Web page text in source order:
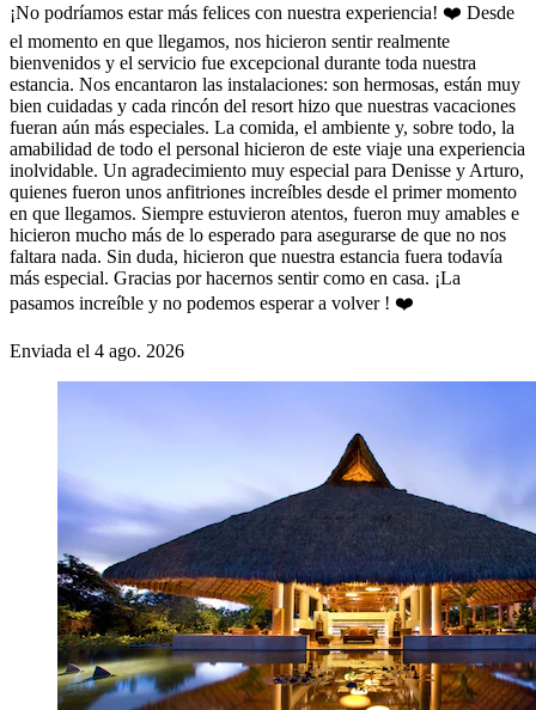
¡No podríamos estar más felices con nuestra experiencia! ❤️ Desde
el momento en que llegamos, nos hicieron sentir realmente
bienvenidos y el servicio fue excepcional durante toda nuestra
estancia. Nos encantaron las instalaciones: son hermosas, están muy
bien cuidadas y cada rincón del resort hizo que nuestras vacaciones
fueran aún más especiales. La comida, el ambiente y, sobre todo, la
amabilidad de todo el personal hicieron de este viaje una experiencia
inolvidable. Un agradecimiento muy especial para Denisse y Arturo,
quienes fueron unos anfitriones increíbles desde el primer momento
en que llegamos. Siempre estuvieron atentos, fueron muy amables e
hicieron mucho más de lo esperado para asegurarse de que no nos
faltara nada. Sin duda, hicieron que nuestra estancia fuera todavía
más especial. Gracias por hacernos sentir como en casa. ¡La
pasamos increíble y no podemos esperar a volver ! ❤️
Enviada el 4 ago. 2026